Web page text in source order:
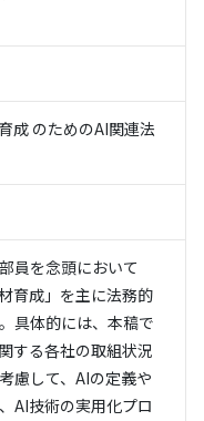
成 のためのAI関連法
員を念頭において
育成」を主に法務的
具体的には、本稿で
する各社の取組状況
慮して、AIの定義や
AI技術の実用化プロ